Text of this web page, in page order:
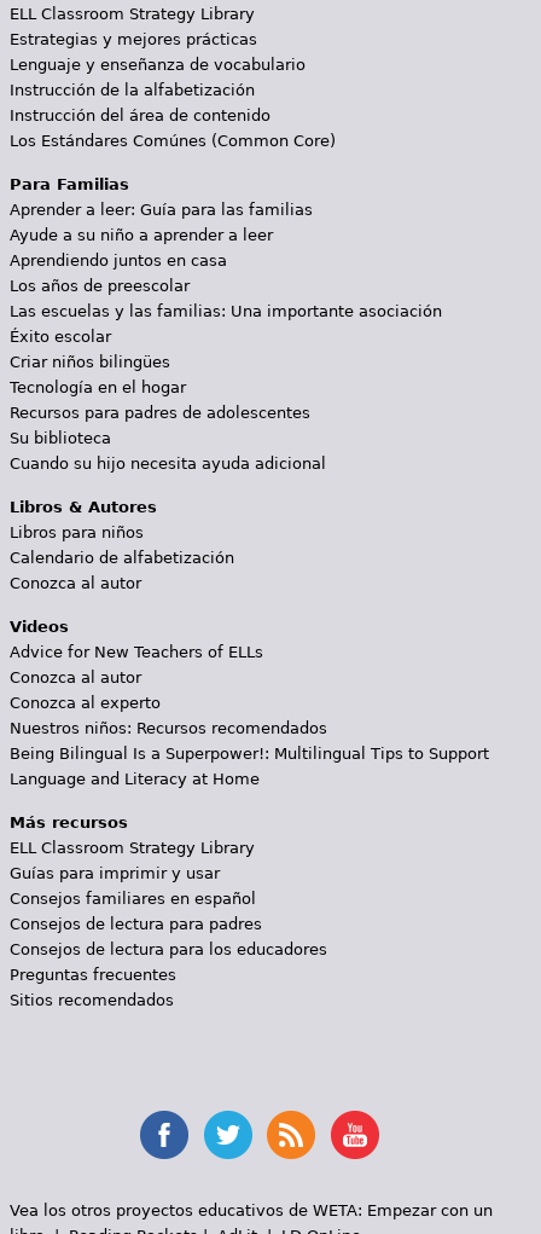
ELL Classroom Strategy Library
Estrategias y mejores prácticas
Lenguaje y enseñanza de vocabulario
Instrucción de la alfabetización
Instrucción del área de contenido
Los Estándares Comúnes (Common Core)
Para Familias
Aprender a leer: Guía para las familias
Ayude a su niño a aprender a leer
Aprendiendo juntos en casa
Los años de preescolar
Las escuelas y las familias: Una importante asociación
Éxito escolar
Criar niños bilingües
Tecnología en el hogar
Recursos para padres de adolescentes
Su biblioteca
Cuando su hijo necesita ayuda adicional
Libros & Autores
Libros para niños
Calendario de alfabetización
Conozca al autor
Videos
Advice for New Teachers of ELLs
Conozca al autor
Conozca al experto
Nuestros niños: Recursos recomendados
Being Bilingual Is a Superpower!: Multilingual Tips to Support
Language and Literacy at Home
Más recursos
ELL Classroom Strategy Library
Guías para imprimir y usar
Consejos familiares en español
Consejos de lectura para padres
Consejos de lectura para los educadores
Preguntas frecuentes
Sitios recomendados
Vea los otros proyectos educativos de WETA: Empezar con un